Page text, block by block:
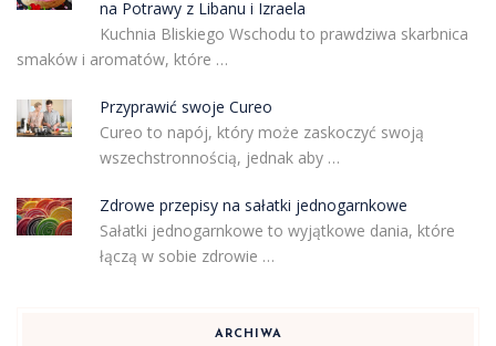
na Potrawy z Libanu i Izraela
Kuchnia Bliskiego Wschodu to prawdziwa skarbnica
smaków i aromatów, które …
Przyprawić swoje Cureo
Cureo to napój, który może zaskoczyć swoją
wszechstronnością, jednak aby …
Zdrowe przepisy na sałatki jednogarnkowe
Sałatki jednogarnkowe to wyjątkowe dania, które
łączą w sobie zdrowie …
ARCHIWA